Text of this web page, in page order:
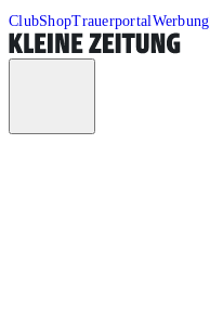
ClubShopTrauerportalWerbung